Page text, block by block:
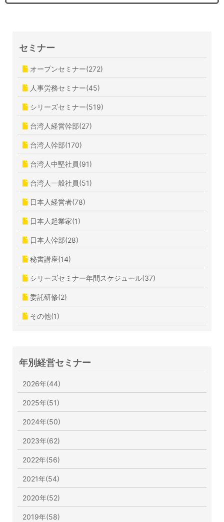
セミナー
オープンセミナー(272)
人事労務セミナー(45)
シリーズセミナー(519)
台湾人経営幹部(27)
台湾人幹部(170)
台湾人中堅社員(91)
台湾人一般社員(51)
日本人経営者(78)
日本人起業家(1)
日本人幹部(28)
秘書講座(14)
シリーズセミナー年間スケジュール(37)
委託研修(2)
その他(1)
年別経営セミナー
2026年(44)
2025年(51)
2024年(50)
2023年(62)
2022年(56)
2021年(54)
2020年(52)
2019年(58)